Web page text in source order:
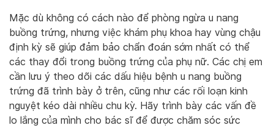
Mặc dù không có cách nào để phòng ngừa u nang
buồng trứng, nhưng việc khám phụ khoa hay vùng chậu
định kỳ sẽ giúp đảm bảo chẩn đoán sớm nhất có thể
các thay đổi trong buồng trứng của phụ nữ. Các chị em
cần lưu ý theo dõi các dấu hiệu bệnh u nang buồng
trứng đã trình bày ở trên, cũng như các rối loạn kinh
nguyệt kéo dài nhiều chu kỳ. Hãy trình bày các vấn đề
lo lắng của mình cho bác sĩ để được chăm sóc sức